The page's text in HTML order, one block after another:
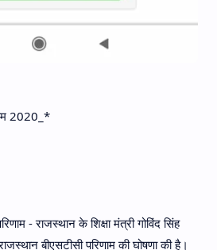
2020_*
- राजस्थान के शिक्षा मंत्री गोविंद सिंह
बीएसटीसी परिणाम की घोषणा की है।